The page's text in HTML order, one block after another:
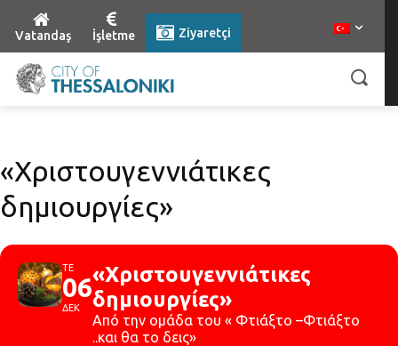
Vatandaş İşletme Ziyaretçi
«Χριστουγεννιάτικες
δημιουργίες»
ΤΕ
06
ΔΕΚ
«Χριστουγεννιάτικες
δημιουργίες»
Από την ομάδα του « Φτιάξτο –Φτιάξτο
..και θα το δεις»